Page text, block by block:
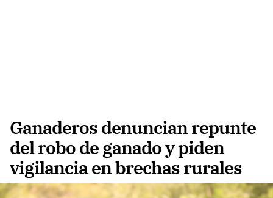
Ganaderos denuncian repunte
del robo de ganado y piden
vigilancia en brechas rurales